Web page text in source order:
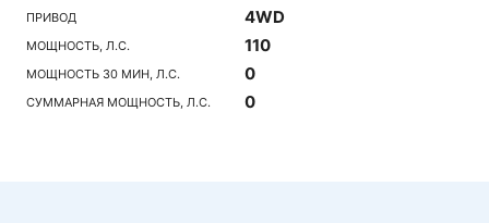
ПРИВОД 4WD
МОЩНОСТЬ, Л.С. 110
МОЩНОСТЬ 30 МИН, Л.С. 0
СУММАРНАЯ МОЩНОСТЬ, Л.С. 0